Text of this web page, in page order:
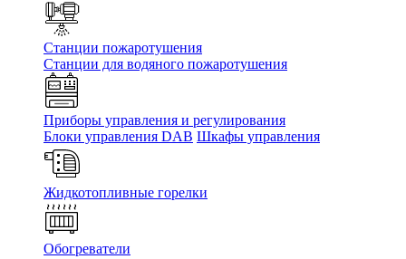
Станции пожаротушения
Станции для водяного пожаротушения
Приборы управления и регулирования
Блоки управления DAB Шкафы управления
Жидкотопливные горелки
Обогреватели